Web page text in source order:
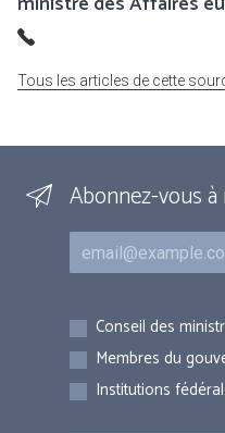
Tous les articles de cette
Abonnez-vous
Courriel
Inscriptions
Conseil des
Membres du
Institutions